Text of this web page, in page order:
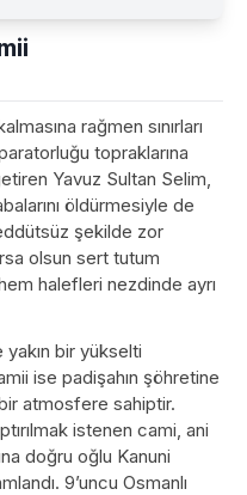
rağmen sınırları
topraklarına
Yavuz Sultan Selim,
öldürmesiyle de
şekilde zor
olsun sert tutum
halefleri nezdinde ayrı
yakın bir yükselti
ise padişahın şöhretine
atmosfere sahiptir.
istenen cami, ani
doğru oğlu Kanuni
9’uncu Osmanlı